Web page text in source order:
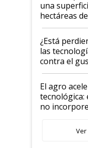
una
hectáreas
con una
variedades
salto
rendimiento
¿Está
las
contra el
desafío de
El agro
tecnológica:
no